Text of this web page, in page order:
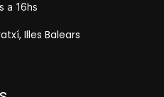
a 16hs
Illes Balears